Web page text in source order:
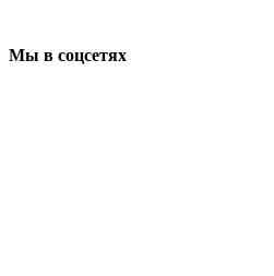
Мы в соцсетях